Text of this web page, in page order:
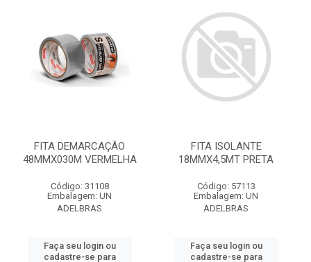
FITA DEMARCAÇÃO
48MMX030M VERMELHA
Código: 31108
Embalagem: UN
ADELBRAS
Faça seu login ou
cadastre-se para
FITA ISOLANTE
18MMX4,5MT PRETA
Código: 57113
Embalagem: UN
ADELBRAS
Faça seu login ou
cadastre-se para